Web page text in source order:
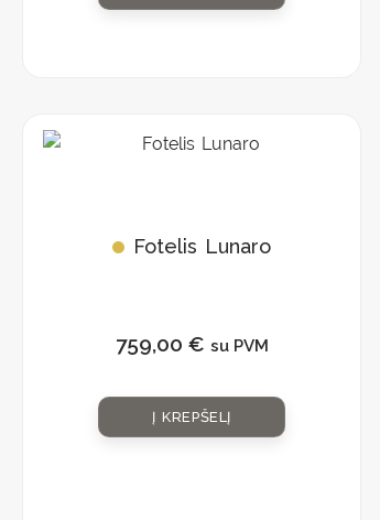
Fotelis Lunaro
759,00 € su PVM
Į KREPŠELĮ